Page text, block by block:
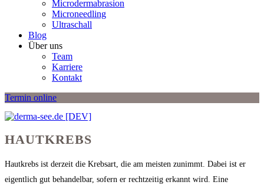
Microdermabrasion
Microneedling
Ultraschall
Blog
Über uns
Team
Karriere
Kontakt
Termin online
HAUTKREBS
Hautkrebs ist derzeit die Krebsart, die am meisten zunimmt. Dabei ist er
eigentlich gut behandelbar, sofern er rechtzeitig erkannt wird. Eine